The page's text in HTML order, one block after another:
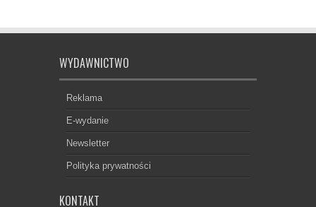
WYDAWNICTWO
Reklama
E-wydanie
Newsletter
Polityka prywatności
KONTAKT